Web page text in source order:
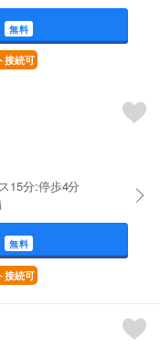
無料
接続可
15分:停歩4分
無料
接続可